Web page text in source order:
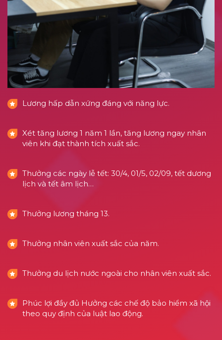
Lương hấp dẫn xứng đáng với năng lực.
Xét tăng lương 1 năm 1 lần, tăng lương ngay nhân
viên khi đạt thành tích xuất sắc.
Thưởng các ngày lễ tết: 30/4, 01/5, 02/09, tết dương
lịch và tết âm lịch…
Thưởng lương tháng 13.
Thưởng nhân viên xuất sắc của năm.
Thưởng du lịch nước ngoài cho nhân viên xuất sắc.
Phúc lợi đầy đủ Hưởng các chế độ bảo hiểm xã hội
theo quy định của luật lao động.